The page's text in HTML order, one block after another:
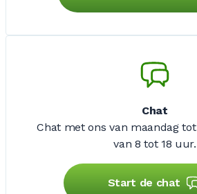
Chat
Chat met ons van maandag
van 8 tot 18 uur.
Start de chat